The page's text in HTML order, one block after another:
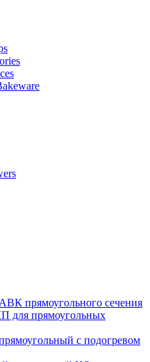
прямоугольного сечения
для прямоугольных
с подогревом